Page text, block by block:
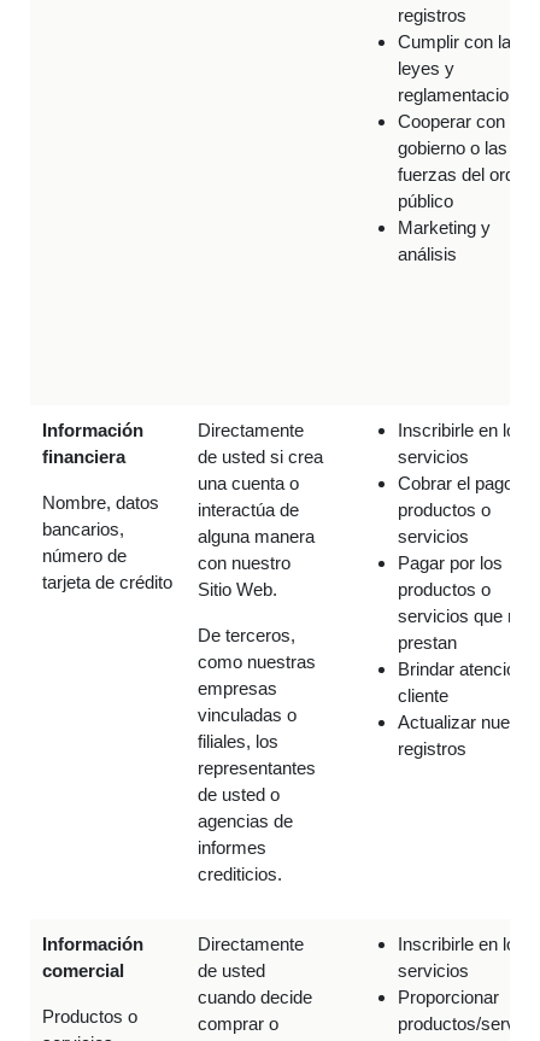
registros
Cumplir con las
leyes y
reglamentaciones
Cooperar con el
gobierno o las
fuerzas del orden
público
Marketing y
análisis
Información
financiera
Nombre, datos
bancarios,
número de
tarjeta de crédito
Directamente
de usted si crea
una cuenta o
interactúa de
alguna manera
con nuestro
Sitio Web.
De terceros,
como nuestras
empresas
vinculadas o
filiales, los
representantes
de usted o
agencias de
informes
crediticios.
Inscribirle en los
servicios
Cobrar el pago
productos o
servicios
Pagar por los
productos o
servicios que nos
prestan
Brindar atención
cliente
Actualizar
registros
Información
comercial
Productos o
Directamente
de usted
cuando decide
comprar o
Inscribirle en los
servicios
Proporcionar
productos/